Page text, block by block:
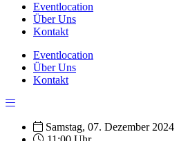
Eventlocation
Über Uns
Kontakt
Eventlocation
Über Uns
Kontakt
Samstag, 07. Dezember 2024